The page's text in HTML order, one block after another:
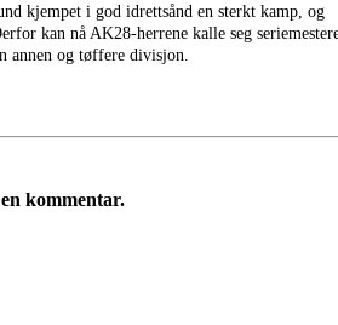
kjempet i god idrettsånd en sterkt kamp, og
kan nå AK28-herrene kalle seg
annen og tøffere divisjon.
kommentar.